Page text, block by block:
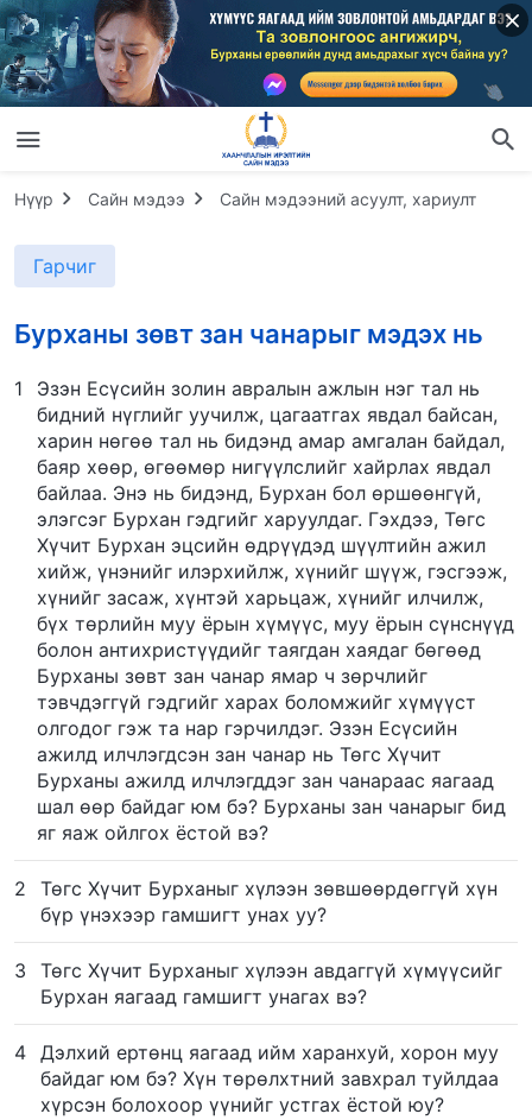
Нүүр Сайн мэдээ Сайн мэдээний асуулт, хариулт
Бурханы зөвт зан чанарыг мэдэх нь
Гарчиг
1
Эзэн Есүсийн золин авралын ажлын нэг тал нь
бидний нүглийг уучилж, цагаатгах явдал байсан,
харин нөгөө тал нь бидэнд амар амгалан байдал,
баяр хөөр, өгөөмөр нигүүлслийг хайрлах явдал
байлаа. Энэ нь бидэнд, Бурхан бол өршөөнгүй,
элэгсэг Бурхан гэдгийг харуулдаг. Гэхдээ, Төгс
Хүчит Бурхан эцсийн өдрүүдэд шүүлтийн ажил
хийж, үнэнийг илэрхийлж, хүнийг шүүж, гэсгээж,
хүнийг засаж, хүнтэй харьцаж, хүнийг илчилж,
бүх төрлийн муу ёрын хүмүүс, муу ёрын сүнснүүд
болон антихристүүдийг таягдан хаядаг бөгөөд
Бурханы зөвт зан чанар ямар ч зөрчлийг
тэвчдэггүй гэдгийг харах боломжийг хүмүүст
олгодог гэж та нар гэрчилдэг. Эзэн Есүсийн
ажилд илчлэгдсэн зан чанар нь Төгс Хүчит
Бурханы ажилд илчлэгддэг зан чанараас яагаад
шал өөр байдаг юм бэ? Бурханы зан чанарыг бид
яг яаж ойлгох ёстой вэ?
2
Төгс Хүчит Бурханыг хүлээн зөвшөөрдөггүй хүн
бүр үнэхээр гамшигт унах уу?
3
Төгс Хүчит Бурханыг хүлээн авдаггүй хүмүүсийг
Бурхан яагаад гамшигт унагах вэ?
4 Дэлхий ертөнц яагаад ийм харанхуй, хорон муу
байдаг юм бэ? Хүн төрөлхтний завхрал туйлдаа
хүрсэн болохоор үүнийг устгах ёстой юу?